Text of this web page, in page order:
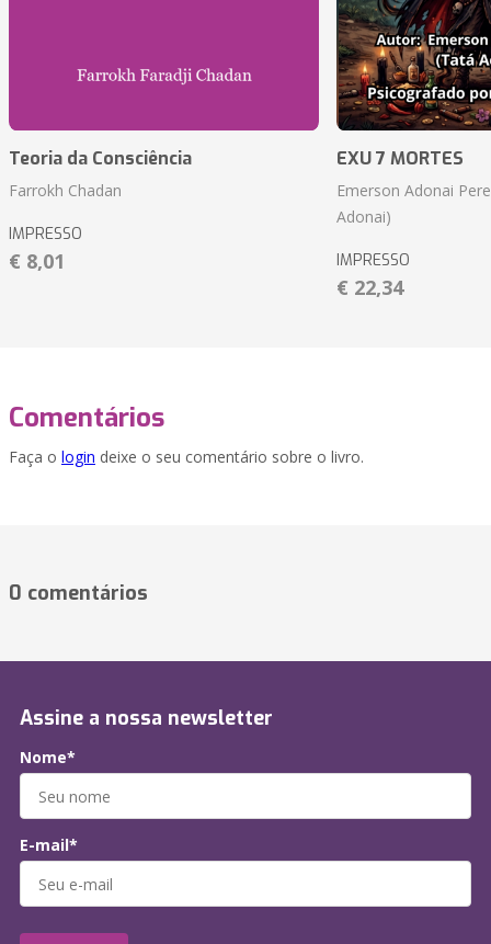
Teoria da Consciência
Farrokh Chadan
IMPRESSO
€ 8,01
EXU 7 MORTES
Emerson Adonai
Adonai)
IMPRESSO
€ 22,34
Comentários
Faça o login deixe o seu comentário sobre o livro.
0 comentários
Assine a nossa newsletter
Nome*
E-mail*